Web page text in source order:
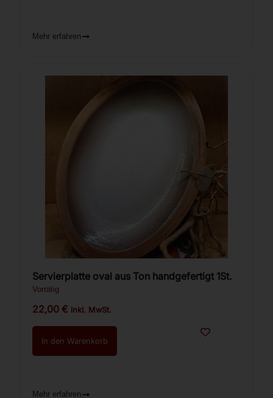
Mehr erfahren
Servierplatte oval aus Ton handgefertigt 1St.
Vorrätig
22,00€ inkl. MwSt.
In den Warenkorb
Mehr erfahren